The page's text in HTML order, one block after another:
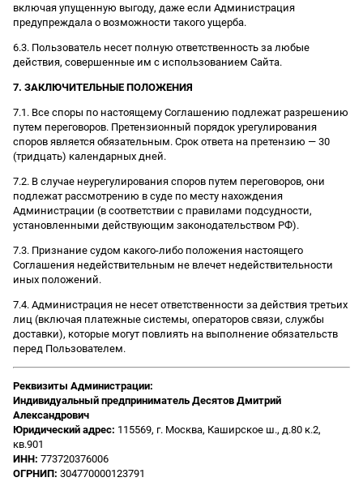
включая упущенную выгоду, даже если Администрация
предупреждала о возможности такого ущерба.
6.3. Пользователь несет полную ответственность за любые
действия, совершенные им с использованием Сайта.
7. ЗАКЛЮЧИТЕЛЬНЫЕ ПОЛОЖЕНИЯ
7.1. Все споры по настоящему Соглашению подлежат разрешению
путем переговоров. Претензионный порядок урегулирования
споров является обязательным. Срок ответа на претензию — 30
(тридцать) календарных дней.
7.2. В случае неурегулирования споров путем переговоров, они
подлежат рассмотрению в суде по месту нахождения
Администрации (в соответствии с правилами подсудности,
установленными действующим законодательством РФ).
7.3. Признание судом какого-либо положения настоящего
Соглашения недействительным не влечет недействительности
иных положений.
7.4. Администрация не несет ответственности за действия третьих
лиц (включая платежные системы, операторов связи, службы
доставки), которые могут повлиять на выполнение обязательств
перед Пользователем.
Реквизиты Администрации:
Индивидуальный предприниматель Десятов Дмитрий
Александрович
Юридический адрес: 115569, г. Москва, Каширское ш., д.80 к.2,
кв.901
ИНН: 773720376006
ОГРНИП: 304770000123791